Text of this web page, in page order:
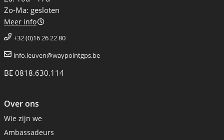
Zo-Ma: gesloten
Meer info
+32 (0)16 26 22 80
info.leuven@waypointgps.be
BE 0818.630.114
Over ons
Wie zijn we
Ambassadeurs